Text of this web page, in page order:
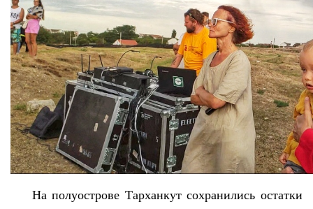
На полуострове Тарханкут сохранились остатки